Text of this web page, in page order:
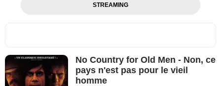
STREAMING
No Country for Old Men - Non, ce
pays n'est pas pour le vieil
homme